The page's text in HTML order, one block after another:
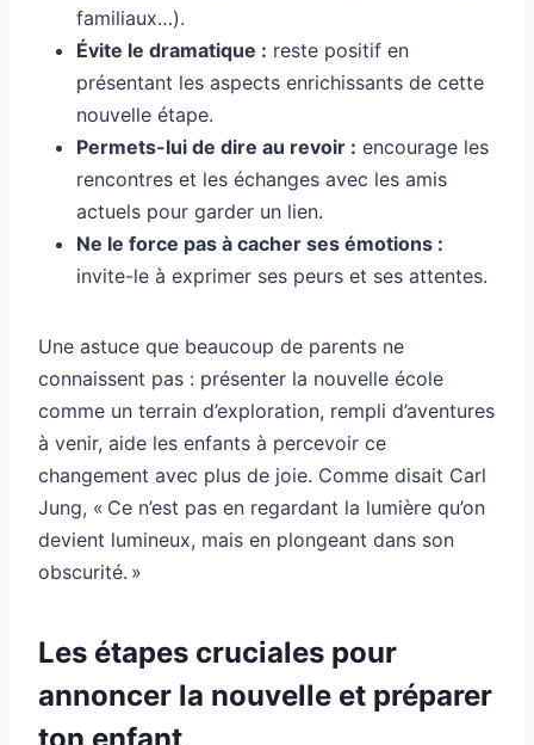
familiaux…).
Évite le dramatique : reste positif en
présentant les aspects enrichissants de cette
nouvelle étape.
Permets-lui de dire au revoir : encourage les
rencontres et les échanges avec les amis
actuels pour garder un lien.
Ne le force pas à cacher ses émotions :
invite-le à exprimer ses peurs et ses attentes.
Une astuce que beaucoup de parents ne
connaissent pas : présenter la nouvelle école
comme un terrain d’exploration, rempli d’aventures
à venir, aide les enfants à percevoir ce
changement avec plus de joie. Comme disait Carl
Jung, « Ce n’est pas en regardant la lumière qu’on
devient lumineux, mais en plongeant dans son
obscurité. »
Les étapes cruciales pour
annoncer la nouvelle et préparer